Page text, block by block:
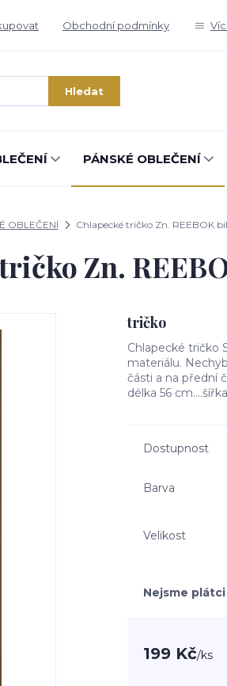
Obchodní podmínky
Hledat
PÁNSKÉ OBLEČENÍ
OBLEČENÍ Chlapecké tričko Zn. REEBOK
Zn.
tričko
Chlapecké tričko
materiálu.
části a na přední
délka 56
Dostupnost
Barva
Velikost
Nejsme plátci
199 Kč/ks